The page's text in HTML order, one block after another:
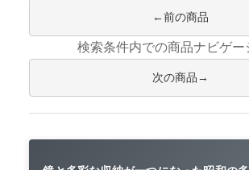
前の商品
検索条件内での商品ナビゲー
次の商品